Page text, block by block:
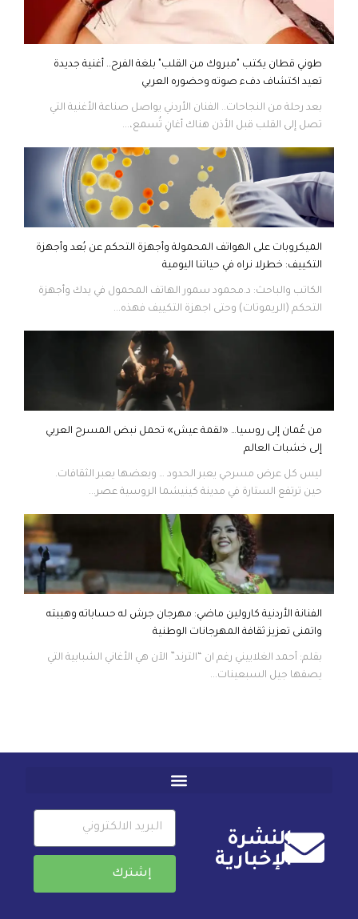
طوني قطان يكتب "مبروك من القلب" بلغة الفرح.. أغنية جديدة
تعيد اكتشاف دفء صوته وحضوره العربي
بعد رحلة من النجاحات.. الفنان الأردني يواصل صناعة الأغنية التي
تصل إلى القلب قبل الأذن هناك أغانٍ تُسمع،...
الميكروبات على الهواتف المحمولة وأجهزة التحكم عن بُعد وأجهزة
التكييف: خطرلا نراه في حياتنا اليومية
الكاتب والباحث: د.محمود سمور الهاتف المحمول في يدك وأجهزة
التحكم (الريموتات) وحتى اجهزة التكييف فهذه...
من عُمان إلى روسيا… «لقمة عيش» تحمل نبض المسرح العربي
إلى خشبات العالم
ليس كل عرض مسرحي يعبر الحدود … وبعضها يعبر الثقافات.
حين ترتفع الستارة في مدينة كينيشما الروسية عصر...
الفنانة الأردنية كارولين ماضي: مهرجان جرش له حساباته وهيبته
واتمنى تعزيز ثقافة المهرجانات الوطنية
بقلم: أحمد الغلاييني رغم ان “الترند” الآن هي الأغاني الشبابية التي
يصفها جيل السبعينات...
النشرة
الإخبارية
إشترك